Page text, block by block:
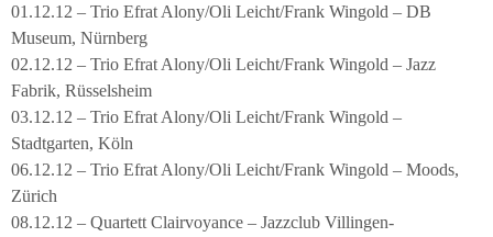
01.12.12 – Trio Efrat Alony/Oli Leicht/Frank Wingold – DB
Museum, Nürnberg
02.12.12 – Trio Efrat Alony/Oli Leicht/Frank Wingold – Jazz
Fabrik, Rüsselsheim
03.12.12 – Trio Efrat Alony/Oli Leicht/Frank Wingold –
Stadtgarten, Köln
06.12.12 – Trio Efrat Alony/Oli Leicht/Frank Wingold – Moods,
Zürich
08.12.12 – Quartett Clairvoyance – Jazzclub Villingen-